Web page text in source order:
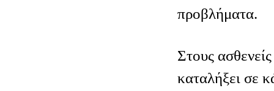
προβλήματα.
Στους
καταλήξει σε